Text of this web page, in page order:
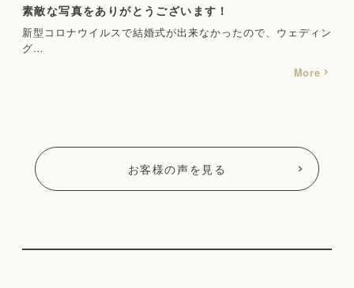
2人ともとてもリラックスして楽しく撮影できました
色打掛、ウェディングドレス、カラードレスの3着で撮影させ
て…
More
お客様の声を見る